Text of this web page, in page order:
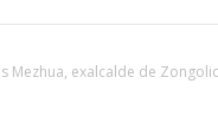
Mezhua, exalcalde de